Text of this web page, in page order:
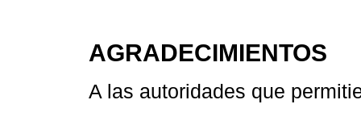
AGRADECIMIENTOS
A las autoridades que